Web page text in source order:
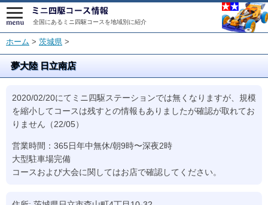
全国にあるミニ四駆コースを地域別に紹介
ホーム > 茨城県 >
夢大陸 日立南店
2020/02/20にてミニ四駆ステーションでは無くなりますが、規模
を縮小してコースは残すとの情報もありましたが確認が取れてお
りません（22/05）
営業時間：365日年中無休/朝9時〜深夜2時
大型駐車場完備
コースおよび大会に関してはお店で確認してください。